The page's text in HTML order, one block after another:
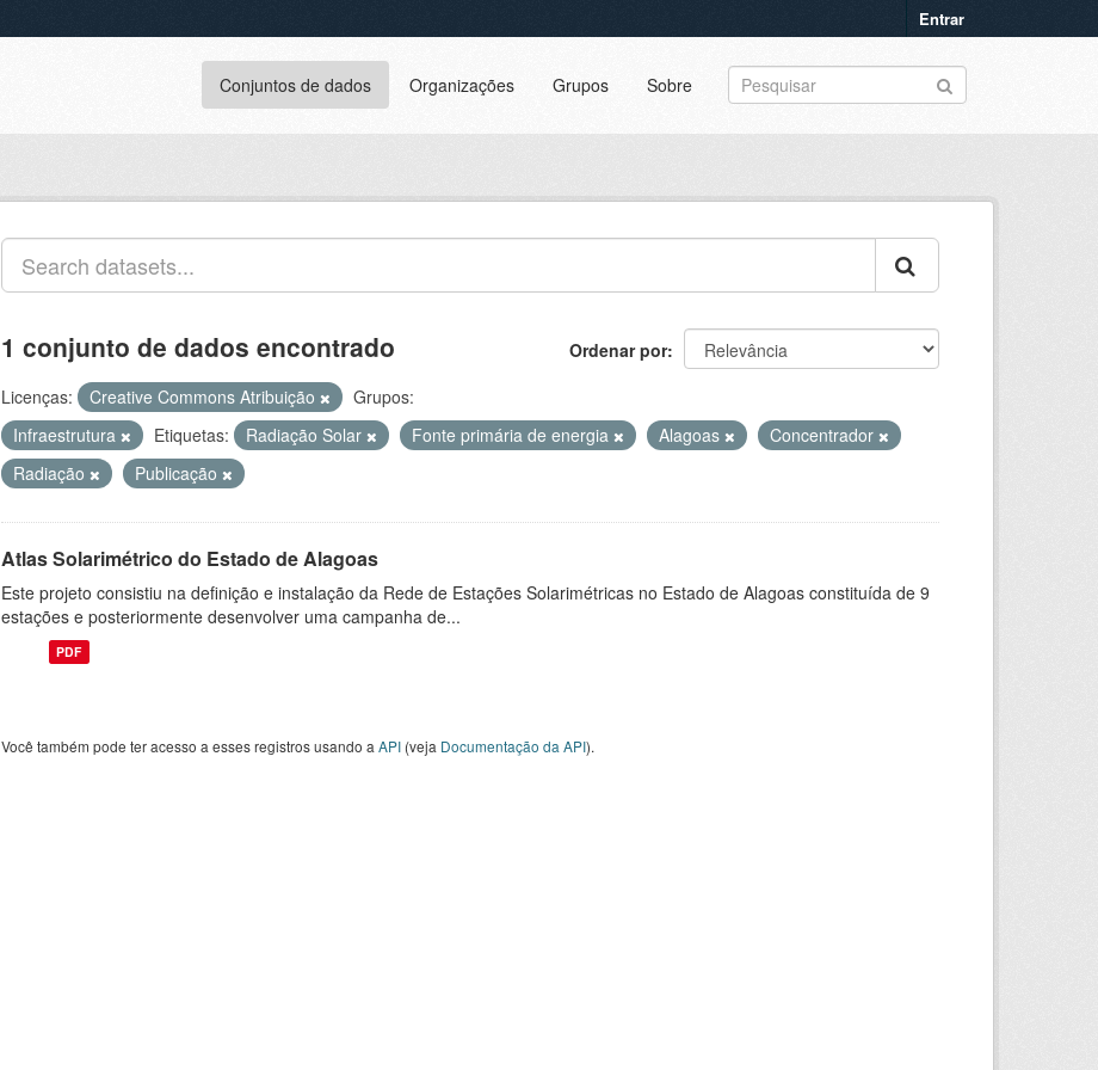
Entrar
Conjuntos de dados Organizações Grupos Sobre
Ordenar por
1 conjunto de dados encontrado
Licenças: Creative Commons Atribuição
Grupos:
Infraestrutura
Etiquetas: Radiação Solar Fonte primária de energia Alagoas
Concentrador
Radiação
Publicação
Atlas Solarimétrico do Estado de Alagoas
Este projeto consistiu na definição e instalação da Rede de Estações Solarimétricas no Estado de Alagoas constituída de 9
estações e posteriormente desenvolver uma campanha de...
PDF
Você também pode ter acesso a esses registros usando a API (veja Documentação da API).